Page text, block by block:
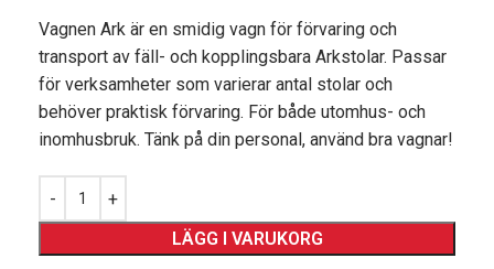
Vagnen Ark är en smidig vagn för förvaring och
transport av fäll- och kopplingsbara Arkstolar. Passar
för verksamheter som varierar antal stolar och
behöver praktisk förvaring. För både utomhus- och
inomhusbruk. Tänk på din personal, använd bra vagnar!
LÄGG I VARUKORG